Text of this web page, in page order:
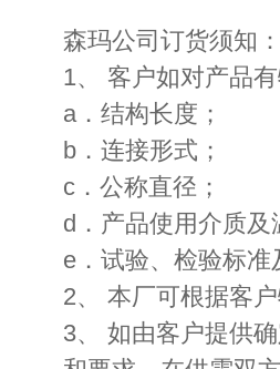
森玛公司订货须知
1、 客户如对产品
a．结构长度；
b．连接形式；
c．公称直径；
d．产品使用介质
e．试验、检验标准
2、 本厂可根据客
3、 如由客户提供